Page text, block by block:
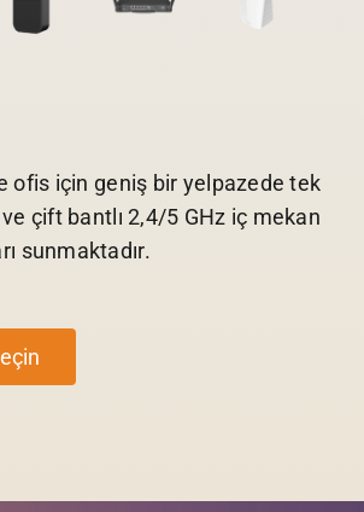
ofis için geniş bir yelpazede tek
ve çift bantlı 2,4/5 GHz iç mekan
sunmaktadır.